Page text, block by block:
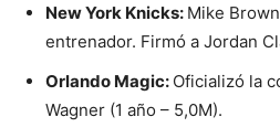
New York Knicks: Mike
entrenador. Firmó a Jordan
Orlando Magic: Oficializó la
Wagner (1 año – 5,0M).